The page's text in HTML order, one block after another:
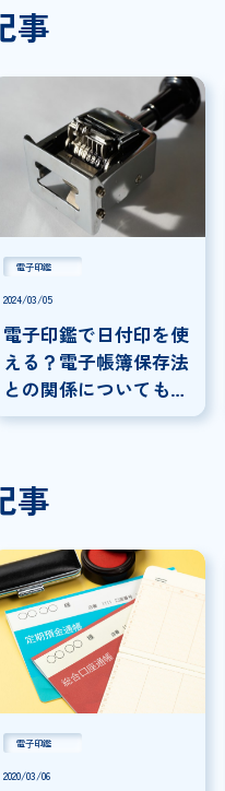
事
電子印鑑
2024/03/05
電子印鑑で日付印を使
える？電子帳簿保存法
との関係についても解
説！
事
電子印鑑
2020/03/06